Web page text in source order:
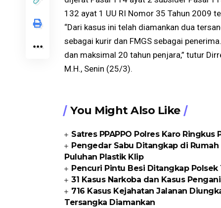
132 ayat 1 UU RI Nomor 35 Tahun 2009
“Dari kasus ini telah diamankan dua
sebagai kurir dan FMGS sebagai
dan maksimal 20 tahun penjara,” tutur
M.H., Senin (25/3).
You Might Also Like
Satres PPAPPO Polres Karo
Pengedar Sabu Ditangkap di
Puluhan Plastik Klip
Pencuri Pintu Besi Ditangkap
31 Kasus Narkoba dan Kasus
716 Kasus Kejahatan Jalanan
Tersangka Diamankan